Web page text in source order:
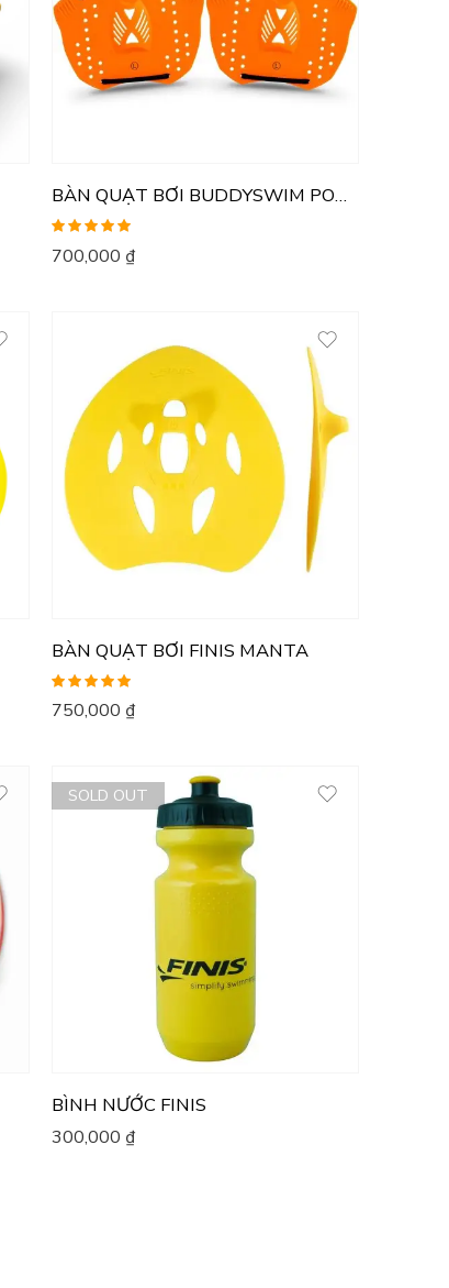
BÀN QUẠT BƠI BUDDYSWIM POWER
Được xếp
hạng5.005
700,000 ₫
BÀN QUẠT BƠI FINIS MANTA
Được xếp
hạng5.00 5
750,000 ₫
SOLD OUT
BÌNH NƯỚC FINIS
300,000 ₫